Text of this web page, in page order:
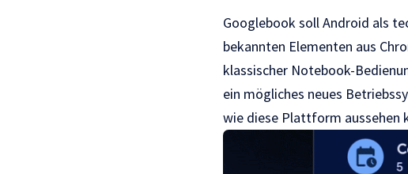
Googlebook soll Android als
bekannten Elementen aus
klassischer Notebook-
ein mögliches neues
wie diese Plattform aussehen